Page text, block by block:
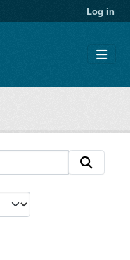
Log in